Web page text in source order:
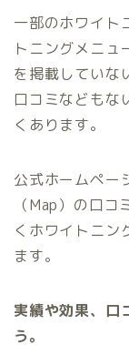
一部のホワイト
トニングメニ
を掲載していな
口コミなどもな
くあります。
公式ホームペー
（Map）の口
くホワイトニン
ます。
実績や効果、口
う。